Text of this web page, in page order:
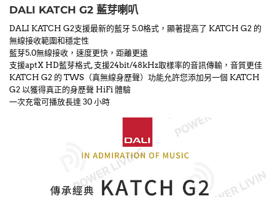
DALI KATCH G2 藍芽喇叭
DALI KATCH G2支援最新的藍牙 5.0格式，顯著提高了 KATCH G2 的
無線接收範圍和穩定性
藍芽5.0無線接收，速度更快，距離更遠
支援aptX HD藍芽格式, 支援24bit/48kHz取樣率的音訊傳輸，音質更佳
KATCH G2 的 TWS（真無線身歷聲）功能允許您添加另一個 KATCH
G2 以獲得真正的身歷聲 HiFi 體驗
一次充電可播放長達 30 小時